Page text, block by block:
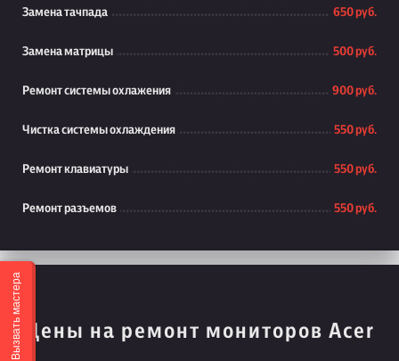
Замена тачпада 650 руб.
Замена матрицы 500 руб.
Ремонт системы охлажения 900 руб.
Чистка системы охлаждения 550 руб.
Ремонт клавиатуры 550 руб.
Ремонт разъемов 550 руб.
Цены на ремонт мониторов Acer
Вызвать мастера